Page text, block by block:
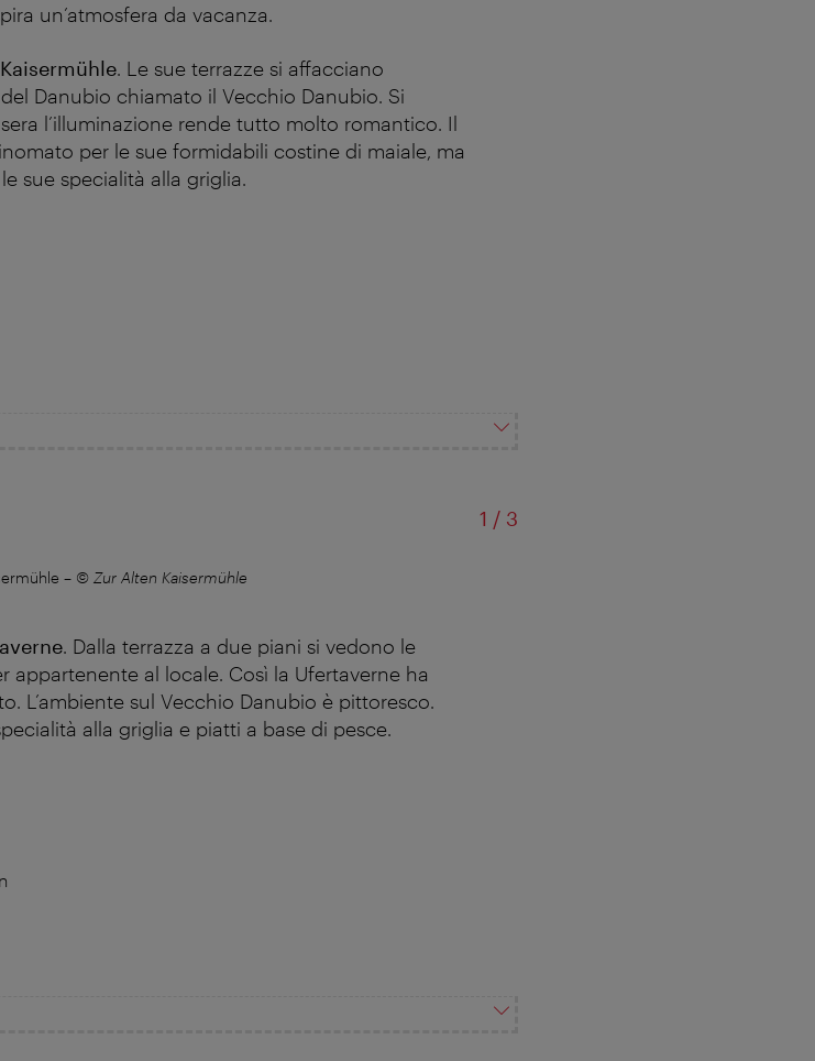
un’atmosfera da vacanza.
. Le sue terrazze si affacciano
Danubio chiamato il Vecchio Danubio. Si
l’illuminazione rende tutto molto romantico. Il
per le sue formidabili costine di maiale, ma
sue specialità alla griglia.
1 /di
3
– © Zur Alten Kaisermühle
. Dalla terrazza a due piani si vedono le
appartenente al locale. Così la Ufertaverne ha
L’ambiente sul Vecchio Danubio è pittoresco.
alla griglia e piatti a base di pesce.